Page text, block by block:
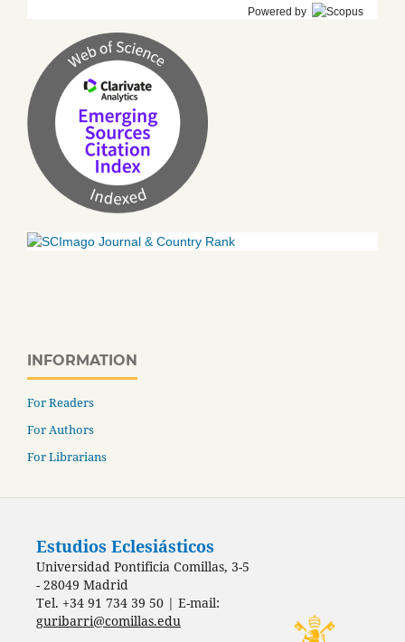
Powered by
INFORMATION
For Readers
For Authors
For Librarians
Estudios Eclesiásticos
Universidad Pontificia Comillas, 3-5
- 28049 Madrid
Tel. +34 91 734 39 50 | E-mail:
guribarri@comillas.edu